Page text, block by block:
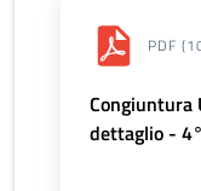
PDF
Congiuntura
dettaglio -